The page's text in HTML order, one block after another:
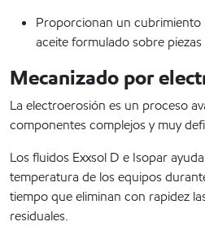
Proporcionan un
aceite formulado sobre piezas
Mecanizado por
La electroerosión es un proceso
componentes complejos y muy
Los fluidos Exxsol D e Isopar
temperatura de los equipos
tiempo que eliminan con rapidez
residuales.